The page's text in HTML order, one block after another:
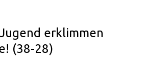
erklimmen
(38-28)